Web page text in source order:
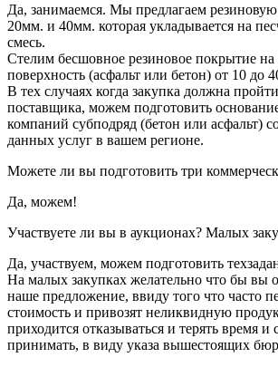
Да, занимаемся. Мы предлагаем
20мм. и 40мм. которая укладывается на
смесь.
Стелим бесшовное резиновое покрытие
поверхность (асфальт или бетон) от 10 до
В тех случаях когда закупка должна
поставщика, можем подготовить
компаний субподряд (бетон или асфальт)
данных услуг в вашем регионе.
Можете ли вы подготовить три
Да, можем!
Участвуете ли вы в аукционах? Малых
Да, участвуем, можем подготовить
На малых закупках желательно что бы вы
наше предложение, ввиду того что часто
стоимость и привозят неликвидную
приходится отказываться и терять время и
принимать, в виду указа вышестоящих